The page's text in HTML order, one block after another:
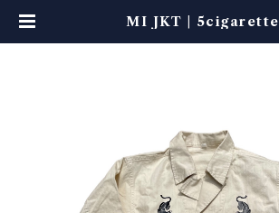
MI JKT | 5cigarette